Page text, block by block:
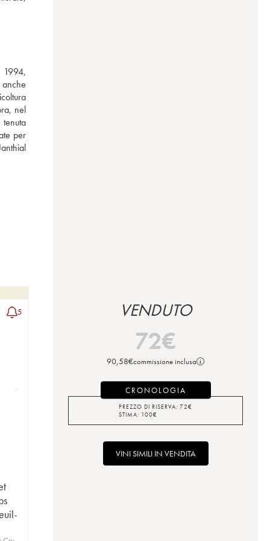
1994,
nel
per
5 VENDUTO
72€
90,58€commissione inclusa
CRONOLOGIA
PREZZO DI RISERVA: 72€
STIMA: 100€
VINI SIMILI IN VENDITA